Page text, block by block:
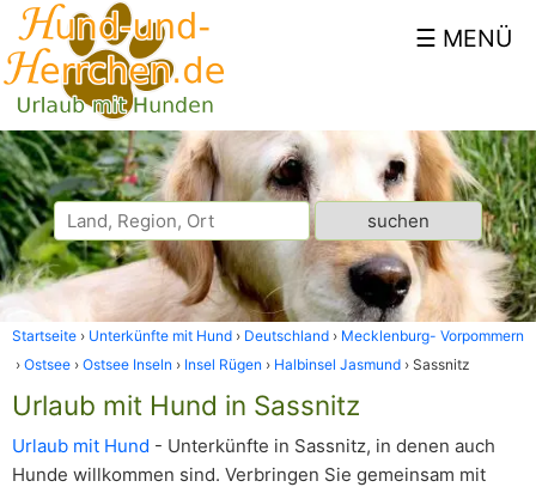
Startseite Unterkünfte mit Hund Deutschland
Mecklenburg- Vorpommern
Ostsee
Ostsee Inseln Insel Rügen Halbinsel Jasmund Sassnitz
Urlaub mit Hund in Sassnitz
Urlaub mit Hund - Unterkünfte in Sassnitz, in denen auch
Hunde willkommen sind. Verbringen Sie gemeinsam mit